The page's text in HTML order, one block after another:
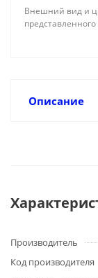
Внешний вид и
Описание
Производитель
Код производителя